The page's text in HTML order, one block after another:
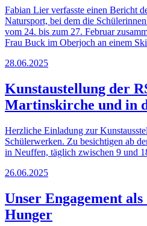
Fabian Lier verfasste einen Bericht
Natursport, bei dem die
vom 24. bis zum 27. Februar
Frau Buck im Oberjoch an einem
28.06.2025
Kunstaustellung der
Martinskirche und in
Herzliche Einladung zur
Schülerwerken. Zu besichtigen ab
in Neuffen, täglich zwischen 9 und
26.06.2025
Unser Engagement als
Hunger